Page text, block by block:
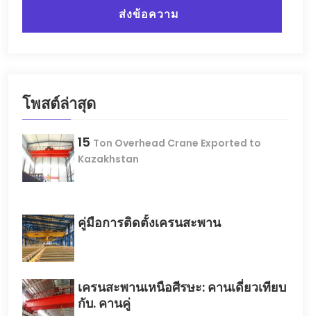
ส่งข้อความ
โพสต์ล่าสุด
15 Ton Overhead Crane Exported to
Kazakhstan
คู่มือการติดตั้งเครนสะพาน
เครนสะพานเหนือศีรษะ: คานเดี่ยวเทียบ
กับ. คานคู่